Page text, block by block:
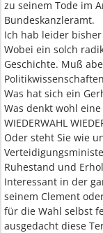
zu seinem Tode im
Bundeskanzleramt.
Ich hab leider
Wobei ein solch
Geschichte. Muß
Was hat sich ein
Was denkt wohl eine
WIEDERWAHL
Oder steht Sie wie
Ruhestand und
Interessant in der
seinem Clement
für die Wahl selbst
ausgedacht diese